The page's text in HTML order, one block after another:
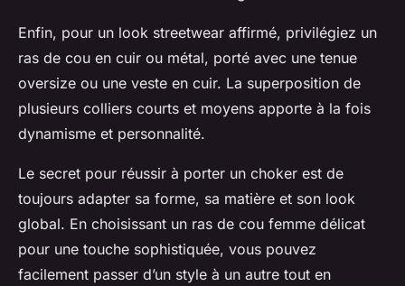
Enfin, pour un look streetwear affirmé, privilégiez un
ras de cou en cuir ou métal, porté avec une tenue
oversize ou une veste en cuir. La superposition de
plusieurs colliers courts et moyens apporte à la fois
dynamisme et personnalité.
Le secret pour réussir à porter un choker est de
toujours adapter sa forme, sa matière et son look
global. En choisissant un ras de cou femme délicat
pour une touche sophistiquée, vous pouvez
facilement passer d’un style à un autre tout en